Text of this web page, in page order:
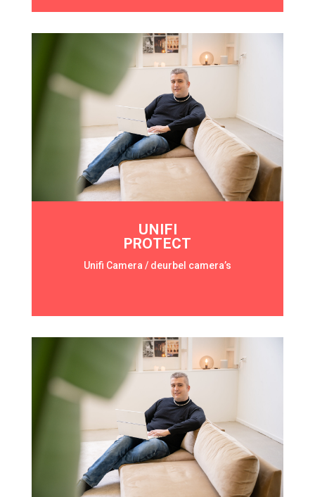
UNIFI
PROTECT
Unifi Camera / deurbel camera’s